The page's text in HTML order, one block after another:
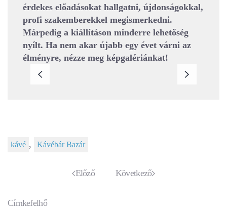
érdekes előadásokat hallgatni, újdonságokkal,
profi szakemberekkel megismerkedni.
Márpedig a kiállításon minderre lehetőség
nyílt. Ha nem akar újabb egy évet várni az
élményre, nézze meg képgalériánkat!
kávé , Kávébár Bazár
Előző Következő
Címkefelhő